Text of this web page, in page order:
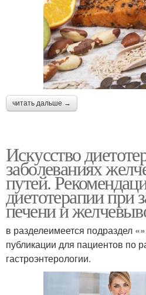
читать дальше →
Искусство
заболеваниях
путей.
диетотерапии при
печени и
в разделеимеется подраздел
публикации для пациентов по
гастроэнтерологии.